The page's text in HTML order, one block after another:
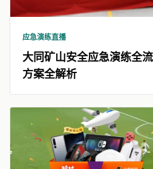
应急演练直播
大同矿山安全应急演练全
方案全解析